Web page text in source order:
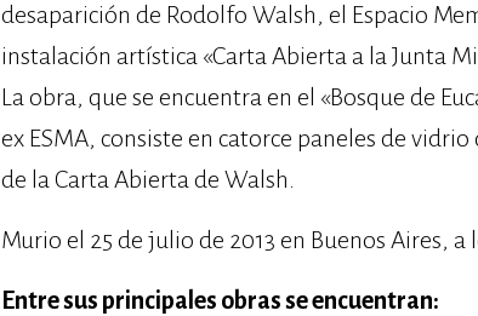
desaparición de Rodolfo Walsh, el Espacio
instalación artística «Carta Abierta a la Junta
La obra, que se encuentra en el «Bosque de
ex ESMA, consiste en catorce paneles de
de la Carta Abierta de Walsh.
Murio el 25 de julio de 2013 en Buenos Aires, a
Entre sus principales obras se encuentran: